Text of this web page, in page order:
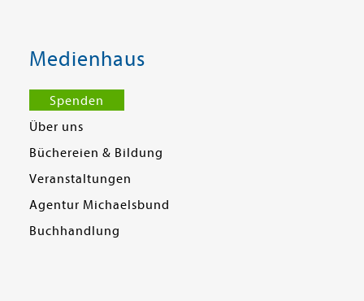
Medienhaus
Spenden
Über uns
Büchereien & Bildung
Veranstaltungen
Agentur Michaelsbund
Buchhandlung